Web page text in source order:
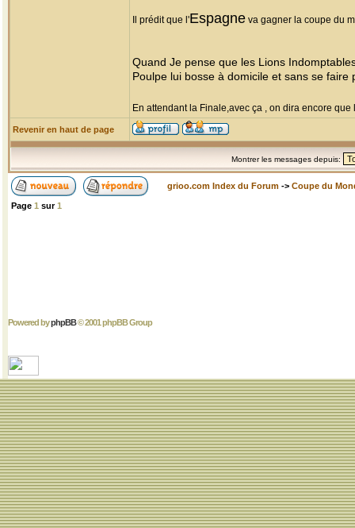
Il prédit que l'Espagne va gagner la coupe du
Quand Je pense que les Lions
Poulpe lui bosse à domicile et sans se faire
En attendant la Finale,avec ça , on dira encore
Revenir en haut de page
Montrer les messages depuis:
grioo.com Index du Forum -> Coupe du
Page 1 sur1
Powered byphpBB© 2001 phpBB Group